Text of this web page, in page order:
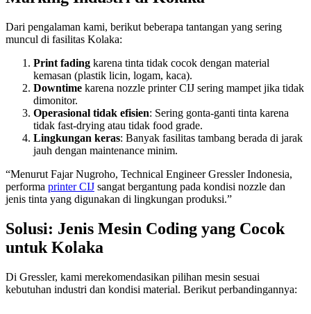
Dari pengalaman kami, berikut beberapa tantangan yang sering
muncul di fasilitas Kolaka:
Print fading karena tinta tidak cocok dengan material
kemasan (plastik licin, logam, kaca).
Downtime karena nozzle printer CIJ sering mampet jika tidak
dimonitor.
Operasional tidak efisien: Sering gonta-ganti tinta karena
tidak fast-drying atau tidak food grade.
Lingkungan keras: Banyak fasilitas tambang berada di jarak
jauh dengan maintenance minim.
“Menurut Fajar Nugroho, Technical Engineer Gressler Indonesia,
performa printer CIJ sangat bergantung pada kondisi nozzle dan
jenis tinta yang digunakan di lingkungan produksi.”
Solusi: Jenis Mesin Coding yang Cocok
untuk Kolaka
Di Gressler, kami merekomendasikan pilihan mesin sesuai
kebutuhan industri dan kondisi material. Berikut perbandingannya: